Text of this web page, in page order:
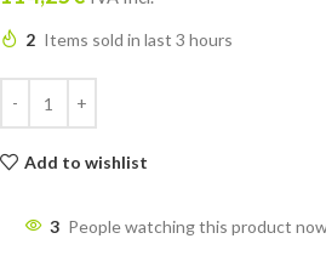
2 Items sold in last 3 hours
Add to wishlist
3 People watching this product